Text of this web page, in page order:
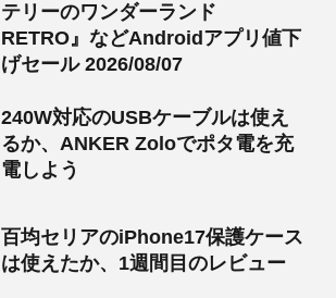
テリーのワンダーランド
RETRO』などAndroidアプリ値下
げセール 2026/08/07
240W対応のUSBケーブルは使え
るか、ANKER Zoloでポタ電を充
電しよう
百均セリアのiPhone17保護ケース
は使えたか、1週間目のレビュー